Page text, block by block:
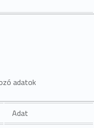
adatok
Adat